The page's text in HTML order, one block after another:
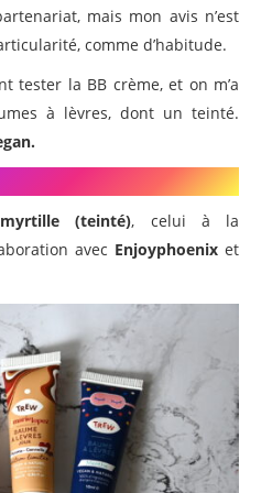
mais mon avis n’est
comme d’habitude.
tester la BB crème, et on m’a
à lèvres, dont un teinté.
myrtille (teinté), celui à la
avec Enjoyphoenix et